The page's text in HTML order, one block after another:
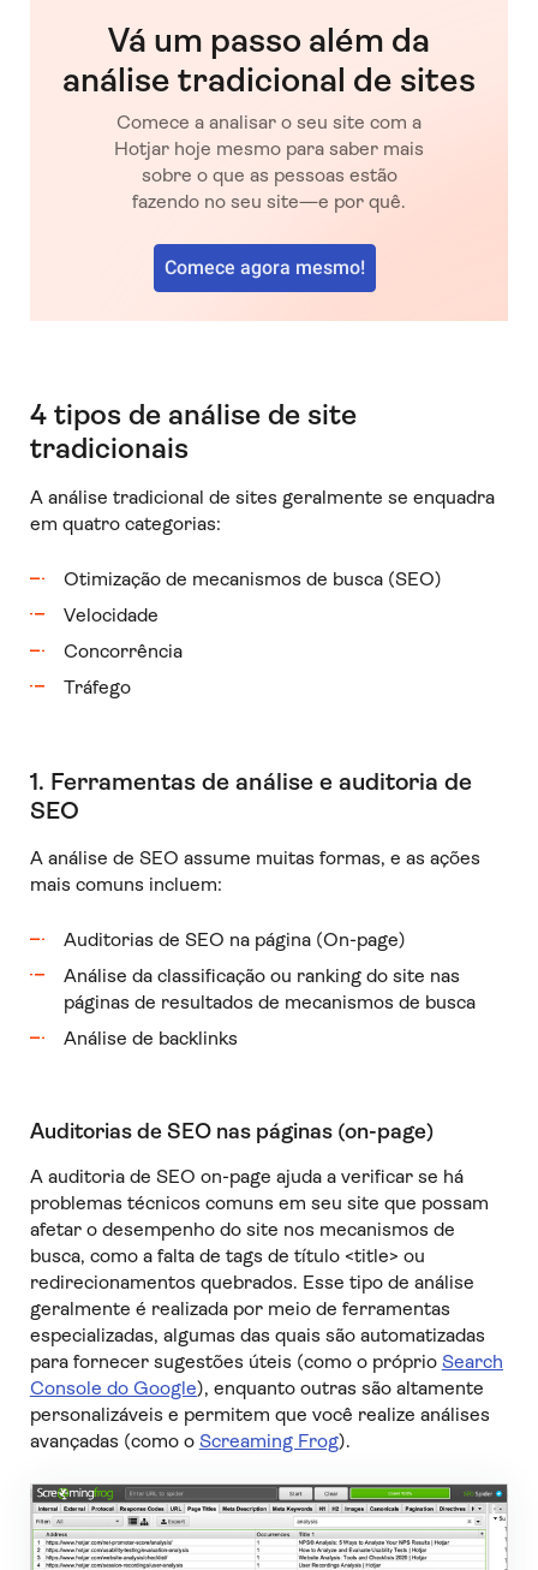
Vá um passo além da
análise tradicional de sites
Comece a analisar o seu site com a
Hotjar hoje mesmo para saber mais
sobre o que as pessoas estão
fazendo no seu site—e por quê.
Comece agora mesmo!
4 tipos de análise de site
tradicionais
A análise tradicional de sites geralmente se enquadra
em quatro categorias:
Otimização de mecanismos de busca (SEO)
Velocidade
Concorrência
Tráfego
1. Ferramentas de análise e auditoria de
SEO
A análise de SEO assume muitas formas, e as ações
mais comuns incluem:
Auditorias de SEO na página (On-page)
Análise da classificação ou ranking do site nas
páginas de resultados de mecanismos de busca
Análise de backlinks
Auditorias de SEO nas páginas (on-page)
A auditoria de SEO on-page ajuda a verificar se há
problemas técnicos comuns em seu site que possam
afetar o desempenho do site nos mecanismos de
busca, como a falta de tags de título <title> ou
redirecionamentos quebrados. Esse tipo de análise
geralmente é realizada por meio de ferramentas
especializadas, algumas das quais são automatizadas
para fornecer sugestões úteis (como o próprio Search
Console do Google), enquanto outras são altamente
personalizáveis e permitem que você realize análises
avançadas (como o Screaming Frog).